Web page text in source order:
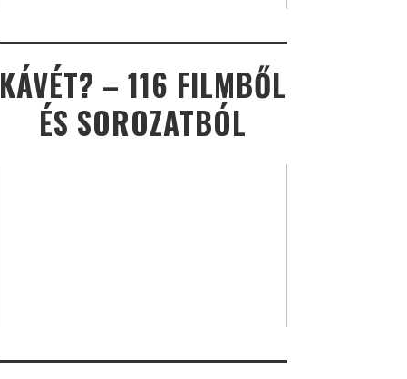
KÁVÉT? – 116 FILMBŐL
ÉS SOROZATBÓL